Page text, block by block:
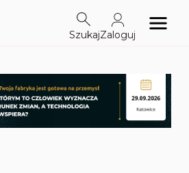
SzukajZaloguj